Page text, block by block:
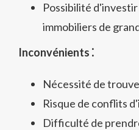
Possibilité d'investir
immobiliers de
Inconvénients ⁚
Nécessité de
Risque de conflits
Difficulté de